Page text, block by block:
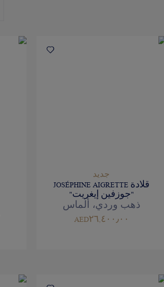
جديد
قلادة JOSÉPHINE AIGRETTE
"جوزفين إيغريت"
ذهب وردي، ألماس
AED٢٦,٤٠٠٫٠٠